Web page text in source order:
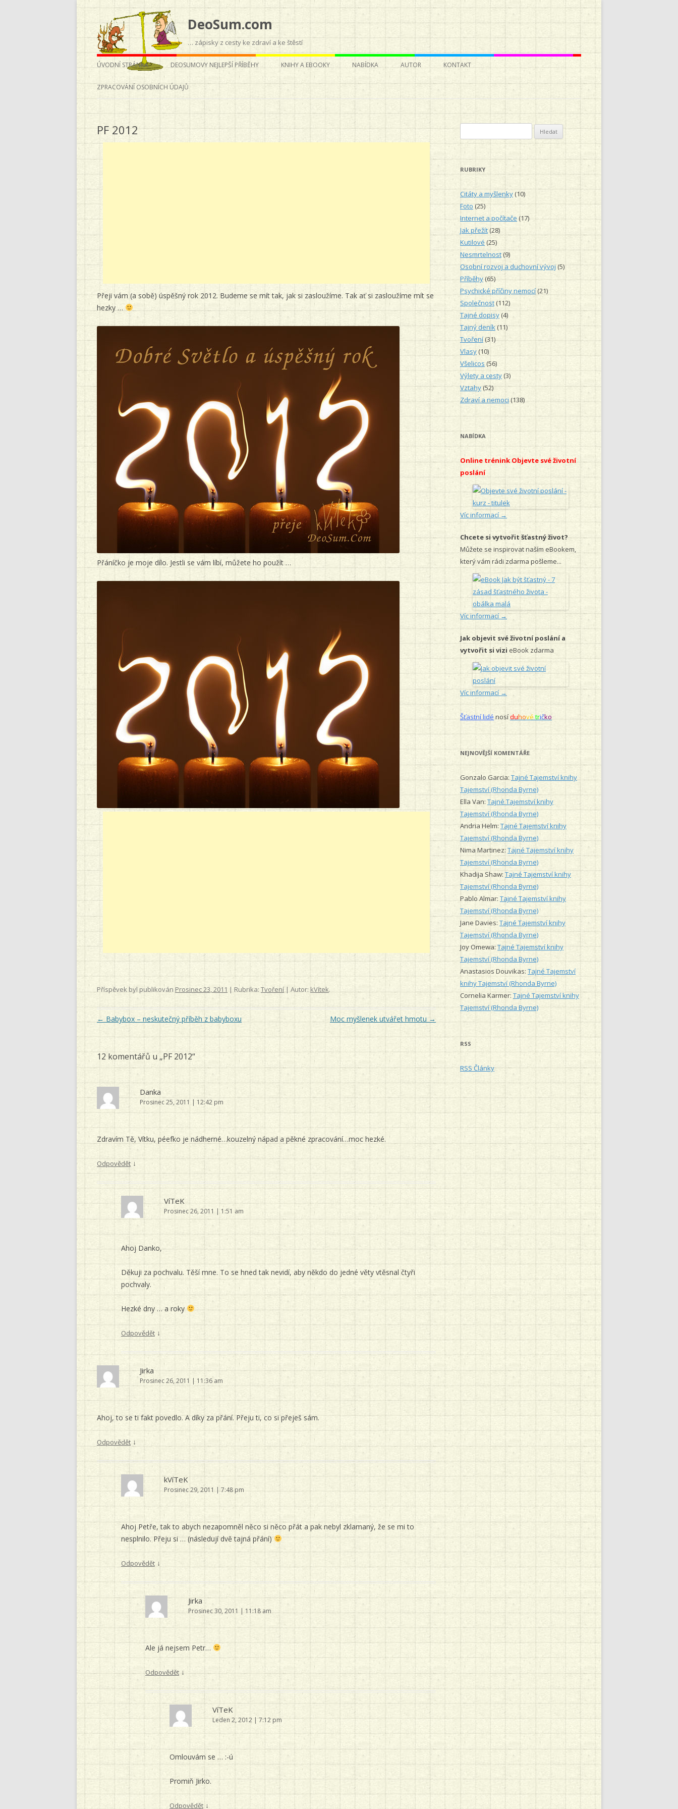
DeoSum.com
… zápisky z cesty ke zdraví a ke štěstí
Přejít
ÚVODNÍ STRÁNKA DEOSUMOVY NEJLEPŠÍ PŘÍBĚHY KNIHY A EBOOKY NABÍDKA AUTOR KONTAKT
ZPRACOVÁNÍ OSOBNÍCH ÚDAJŮ
PF 2012
Přeji vám (a sobě) úspěšný rok 2012. Budeme se mít tak, jak si zasloužíme. Tak ať si zasloužíme mít se
hezky …
Přáníčko je moje dílo. Jestli se vám líbí, můžete ho použít …
Příspěvek byl publikován Prosinec 23, 2011 | Rubrika: Tvoření | Autor: kVítek.
Navigace
← Babybox – neskutečný příběh z babyboxu Moc myšlenek utvářet hmotu →
12 komentářů u „PF 2012“
Danka
Prosinec 25, 2011 | 12:42 pm
Zdravím Tě, Vítku, péefko je nádherné…kouzelný nápad a pěkné zpracování…moc hezké.
Odpovědět ↓
VíTeK
Prosinec 26, 2011 | 1:51 am
Ahoj Danko,
Děkuji za pochvalu. Těší mne. To se hned tak nevidí, aby někdo do jedné věty vtěsnal čtyři
pochvaly.
Hezké dny … a roky
Odpovědět ↓
Jirka
Prosinec 26, 2011 | 11:36 am
Ahoj, to se ti fakt povedlo. A díky za přání. Přeju ti, co si přeješ sám.
Odpovědět ↓
kVíTeK
Prosinec 29, 2011 | 7:48 pm
Ahoj Petře, tak to abych nezapomněl něco si něco přát a pak nebyl zklamaný, že se mi to
nesplnilo. Přeju si … (následují dvě tajná přání)
Odpovědět ↓
Jirka
Prosinec 30, 2011 | 11:18 am
Ale já nejsem Petr…
Odpovědět ↓
VíTeK
Leden 2, 2012 | 7:12 pm
Omlouvám se … :-ú
Promiň Jirko.
Odpovědět ↓
y
l
d
á
v
á
n
í
RUBRIKY
Citáty a myšlenky(10)
Foto (25)
Internet a počítače (17)
Jak přežít(28)
Kutilové (25)
Nesmrtelnost(9)
Osobní rozvoj a duchovní vývoj (5)
Příběhy(65)
Psychické příčiny nemocí(21)
Společnost(112)
Tajné dopisy (4)
Tajný deník(11)
Tvoření(31)
Vlasy(10)
Všelicos (56)
Výlety a cesty (3)
Vztahy(52)
Zdraví a nemoci(138)
NABÍDKA
Online trénink Objevte své životní
poslání
Víc informací →
Chcete si vytvořit šťastný život?
Můžete se inspirovat naším eBookem,
který vám rádi zdarma pošleme...
Víc informací →
Jak objevit své životní poslání a
vytvořit si vizi eBook zdarma
Víc informací →
Šťastní lidé nosíduhové tričko
NEJNOVĚJŠÍ KOMENTÁŘE
Gonzalo Garcia: Tajné Tajemství knihy
Tajemství (Rhonda Byrne)
Ella Van: Tajné Tajemství knihy
Tajemství (Rhonda Byrne)
Andria Helm: Tajné Tajemství knihy
Tajemství (Rhonda Byrne)
Nima Martinez: Tajné Tajemství knihy
Tajemství (Rhonda Byrne)
Khadija Shaw: Tajné Tajemství knihy
Tajemství (Rhonda Byrne)
Pablo Almar: Tajné Tajemství knihy
Tajemství (Rhonda Byrne)
Jane Davies: Tajné Tajemství knihy
Tajemství (Rhonda Byrne)
Joy Omewa:Tajné Tajemství knihy
Tajemství (Rhonda Byrne)
Anastasios Douvikas: Tajné Tajemství
knihy Tajemství (Rhonda Byrne)
Cornelia Karmer:Tajné Tajemství knihy
Tajemství (Rhonda Byrne)
RSS
RSS Články